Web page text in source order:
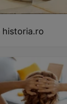
historia.ro